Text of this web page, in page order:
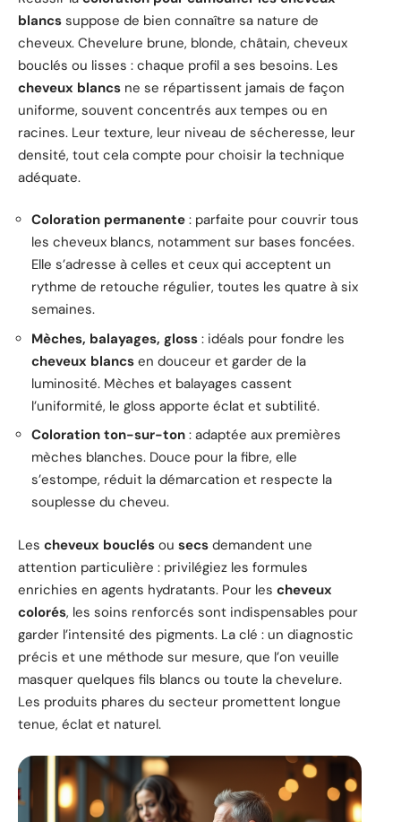
blancs suppose de bien connaître sa nature de
cheveux. Chevelure brune, blonde, châtain, cheveux
bouclés ou lisses : chaque profil a ses besoins. Les
cheveux blancs ne se répartissent jamais de façon
uniforme, souvent concentrés aux tempes ou en
racines. Leur texture, leur niveau de sécheresse, leur
densité, tout cela compte pour choisir la technique
adéquate.
Coloration permanente : parfaite pour couvrir tous
les cheveux blancs, notamment sur bases foncées.
Elle s’adresse à celles et ceux qui acceptent un
rythme de retouche régulier, toutes les quatre à six
semaines.
Mèches, balayages, gloss : idéals pour fondre les
cheveux blancs en douceur et garder de la
luminosité. Mèches et balayages cassent
l’uniformité, le gloss apporte éclat et subtilité.
Coloration ton-sur-ton : adaptée aux premières
mèches blanches. Douce pour la fibre, elle
s’estompe, réduit la démarcation et respecte la
souplesse du cheveu.
Les cheveux bouclés ou secs demandent une
attention particulière : privilégiez les formules
enrichies en agents hydratants. Pour les cheveux
colorés, les soins renforcés sont indispensables pour
garder l’intensité des pigments. La clé : un diagnostic
précis et une méthode sur mesure, que l’on veuille
masquer quelques fils blancs ou toute la chevelure.
Les produits phares du secteur promettent longue
tenue, éclat et naturel.